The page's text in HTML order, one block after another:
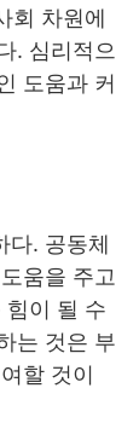
회 차원에
. 심리적으
도움과 커
다. 공동체
움을 주고
힘이 될 수
는 것은 부
할 것이